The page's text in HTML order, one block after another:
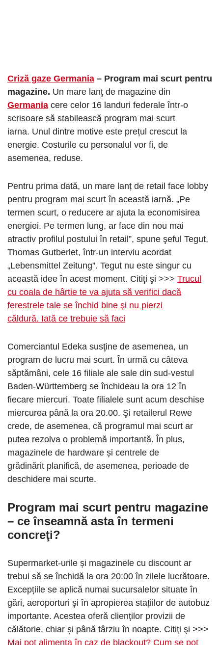
Criză gaze Germania – Program mai scurt pentru
magazine. Un mare lanţ de magazine din
Germania cere celor 16 landuri federale într-o
scrisoare să stabilească program mai scurt
iarna. Unul dintre motive este prețul crescut la
energie. Costurile cu personalul vor fi, de
asemenea, reduse.
Pentru prima dată, un mare lanț de retail face lobby
pentru program mai scurt în această iarnă. „Pe
termen scurt, o reducere ar ajuta la economisirea
energiei. Pe termen lung, ar face din nou mai
atractiv profilul postului în retail”, spune şeful Tegut,
Thomas Gutberlet, într-un interviu acordat
„Lebensmittel Zeitung”. Tegut nu este singur cu
această idee în acest moment. Citiţi şi >>> Trucul
cu coala de hârtie te va ajuta să verifici dacă
ferestrele tale se închid bine şi nu pierzi
căldură. Iată ce trebuie să faci
Comerciantul Edeka susţine de asemenea, un
program de lucru mai scurt. În urmă cu câteva
săptămâni, cele 16 filiale ale sale din sud-vestul
Baden-Württemberg se închideau la ora 12 în
fiecare miercuri. Toate filialele sunt acum deschise
miercurea până la ora 20.00. Şi retailerul Rewe
crede, de asemenea, că programul mai scurt ar
putea rezolva o problemă importantă. În plus,
magazinele de hardware și centrele de
grădinărit planifică, de asemenea, perioade de
deschidere mai scurte.
Program mai scurt pentru magazine
– ce înseamnă asta în termeni
concreţi?
Supermarket-urile și magazinele cu discount ar
trebui să se închidă la ora 20:00 în zilele lucrătoare.
Excepțiile se aplică numai sucursalelor situate în
gări, aeroporturi și în apropierea stațiilor de autobuz
importante. Acestea oferă clienților provizii de
călătorie, chiar și până târziu în noapte. Citiţi şi >>>
Mai pot alimenta în caz de blackout? Cum se pot